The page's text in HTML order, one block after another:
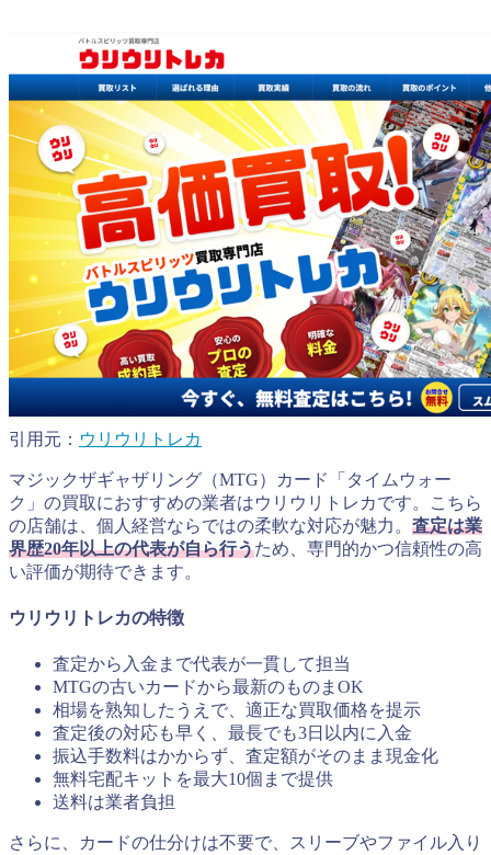
引用元： ウリウリトレカ
マジックザギャザリング（MTG）カード「タイムウォー
ク」の買取におすすめの業者はウリウリトレカです。こちら
の店舗は、個人経営ならではの柔軟な対応が魅力。 査定は業
界歴20年以上の代表が自ら行うため、専門的かつ信頼性の高
い評価が期待できます。
ウリウリトレカの特徴
査定から入金まで代表が一貫して担当
MTGの古いカードから最新のものまOK
相場を熟知したうえで、適正な買取価格を提示
査定後の対応も早く、最長でも3日以内に入金
振込手数料はかからず、査定額がそのまま現金化
無料宅配キットを最大10個まで提供
送料は業者負担
さらに、カードの仕分けは不要で、スリーブやファイル入り